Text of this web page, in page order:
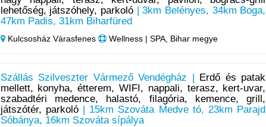
lehetőség, játszóhely, parkoló| 3km Belényes, 34km Boga,
47km Padis, 31km Biharfüred
Kulcsosház Várasfenes Wellness | SPA, Bihar megye
Szállás Szilveszter Vármező Vendégház |
Erdő és patak
mellett, konyha, étterem, WIFI, nappali, terasz, kert-uvar,
szabadtéri medence, halastó, filagória, kemence, grill,
játszótér, parkoló| 15km Szováta Medve tó, 23km Parajd
Sóbánya, 16km Szováta sípálya